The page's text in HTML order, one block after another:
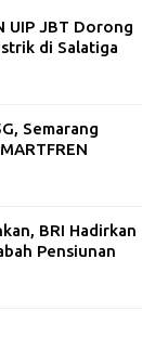
UIP JBT Dorong
di Salatiga
Semarang
BRI Hadirkan
Pensiunan